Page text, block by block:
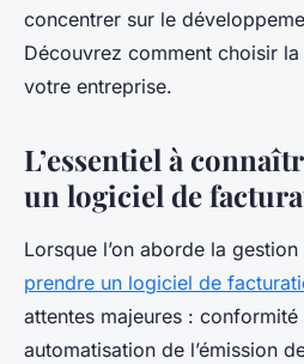
concentrer sur le
Découvrez comment choisir
votre entreprise.
L’essentiel à
un logiciel de
Lorsque l’on aborde la
prendre un logiciel de
attentes majeures :
automatisation de l’émission